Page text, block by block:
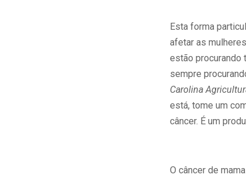
Esta forma
afetar as
estão procurando
sempre
Carolina
está, tome um
câncer. É um
O câncer de